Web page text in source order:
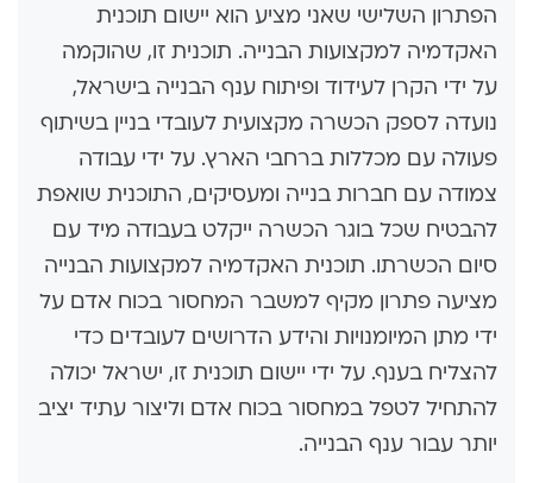
הפתרון השלישי שאני מציע הוא יישום תוכנית
האקדמיה למקצועות הבנייה. תוכנית זו, שהוקמה
על ידי הקרן לעידוד ופיתוח ענף הבנייה בישראל,
נועדה לספק הכשרה מקצועית לעובדי בניין בשיתוף
פעולה עם מכללות ברחבי הארץ. על ידי עבודה
צמודה עם חברות בנייה ומעסיקים, התוכנית שואפת
להבטיח שכל בוגר הכשרה ייקלט בעבודה מיד עם
סיום הכשרתו. תוכנית האקדמיה למקצועות הבנייה
מציעה פתרון מקיף למשבר המחסור בכוח אדם על
ידי מתן המיומנויות והידע הדרושים לעובדים כדי
להצליח בענף. על ידי יישום תוכנית זו, ישראל יכולה
להתחיל לטפל במחסור בכוח אדם וליצור עתיד יציב
יותר עבור ענף הבנייה.